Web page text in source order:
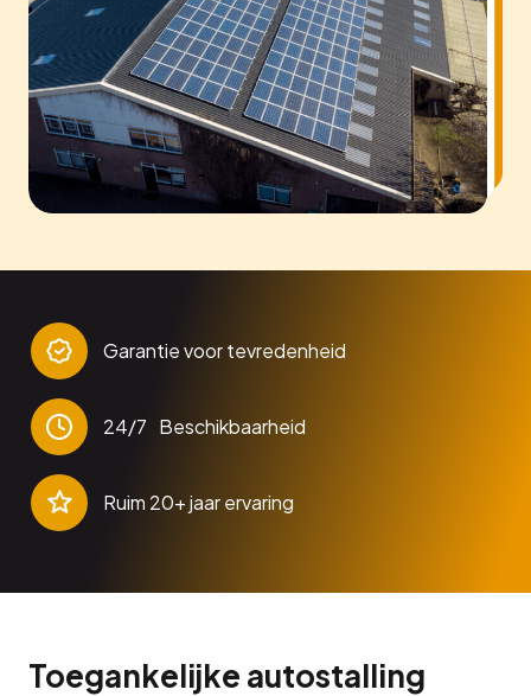
Garantie voor tevredenheid
24/7 Beschikbaarheid
Ruim 20+ jaar ervaring
Toegankelijke autostalling